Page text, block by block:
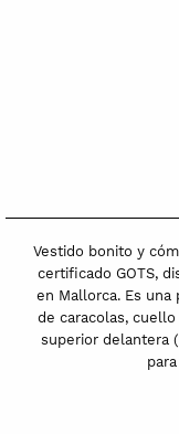
clips
Sant
Telmo
quantity
Vestido bonito y
certificado GOTS,
en Mallorca. Es una
de caracolas,
superior delantera